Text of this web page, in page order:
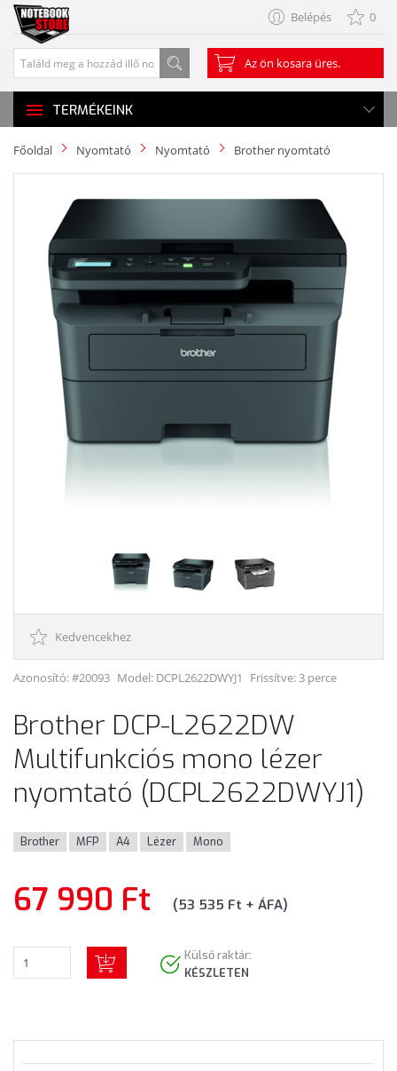
Belépés 0
Az ön kosara üres.
TERMÉKEINK
Főoldal Nyomtató Nyomtató Brother nyomtató
Kedvencekhez
Azonosító: #20093 Model: DCPL2622DWYJ1 Frissítve: 3 perce
Brother DCP-L2622DW
Multifunkciós mono lézer
nyomtató (DCPL2622DWYJ1)
Brother MFP A4 Lézer Mono
67 990 Ft (53 535 Ft + ÁFA)
Külső raktár:
KÉSZLETEN